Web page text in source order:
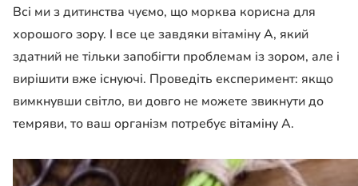
Всі ми з дитинства чуємо, що морква корисна для
хорошого зору. І все це завдяки вітаміну А, який
здатний не тільки запобігти проблемам із зором, але і
вирішити вже існуючі. Проведіть експеримент: якщо
вимкнувши світло, ви довго не можете звикнути до
темряви, то ваш організм потребує вітаміну А.